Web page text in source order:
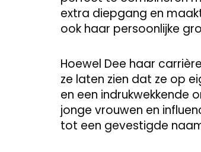
extra diepgang en
ook haar persoonlijke
Hoewel Dee haar
ze laten zien dat ze op
en een indrukwekkende
jonge vrouwen en
tot een gevestigde